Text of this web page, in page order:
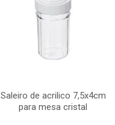
Saleiro de acrilico 7,5x4cm
para mesa cristal